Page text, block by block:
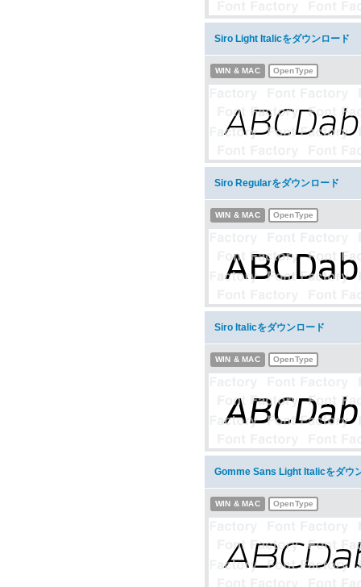
Siro Light Italicをダウンロード
WIN & MAC OpenType
Siro Regularをダウンロード
WIN & MAC OpenType
Siro Italicをダウンロード
WIN & MAC OpenType
Gomme Sans Light Italicをダウ
WIN & MAC OpenType